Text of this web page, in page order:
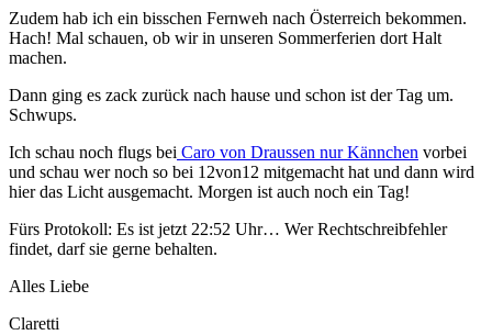
Zudem hab ich ein bisschen Fernweh nach Österreich bekommen.
Hach! Mal schauen, ob wir in unseren Sommerferien dort Halt
machen.
Dann ging es zack zurück nach hause und schon ist der Tag um.
Schwups.
Ich schau noch flugs bei Caro von Draussen nur Kännchen vorbei
und schau wer noch so bei 12von12 mitgemacht hat und dann wird
hier das Licht ausgemacht. Morgen ist auch noch ein Tag!
Fürs Protokoll: Es ist jetzt 22:52 Uhr… Wer Rechtschreibfehler
findet, darf sie gerne behalten.
Alles Liebe
Claretti